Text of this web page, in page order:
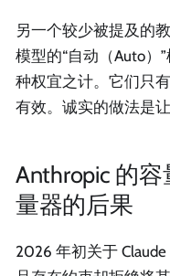
另一个较少被提及的
模型的“自动（Auto）
种权宜之计。它们只
有效。诚实的做法是
Anthropic 的
量器的后果
2026 年初关于